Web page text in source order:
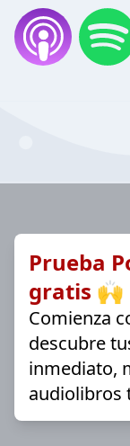
Prueba
gratis 🙌
Comienza
descubre
inmediato,
audiolibros